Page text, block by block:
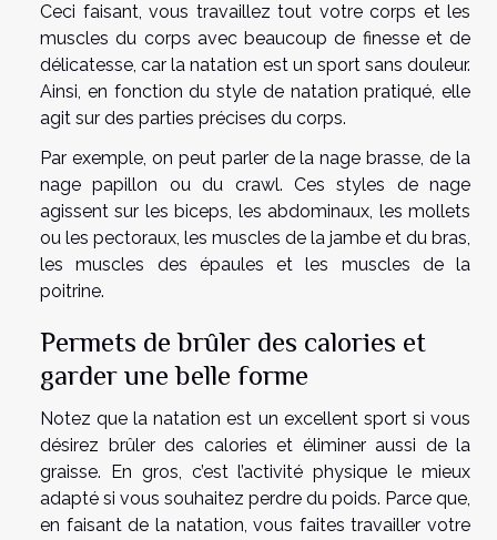
Ceci faisant, vous travaillez tout votre corps et les
muscles du corps avec beaucoup de finesse et de
délicatesse, car la natation est un sport sans douleur.
Ainsi, en fonction du style de natation pratiqué, elle
agit sur des parties précises du corps.
Par exemple, on peut parler de la nage brasse, de la
nage papillon ou du crawl. Ces styles de nage
agissent sur les biceps, les abdominaux, les mollets
ou les pectoraux, les muscles de la jambe et du bras,
les muscles des épaules et les muscles de la
poitrine.
Permets de brûler des calories et
garder une belle forme
Notez que la natation est un excellent sport si vous
désirez brûler des calories et éliminer aussi de la
graisse. En gros, c’est l’activité physique le mieux
adapté si vous souhaitez perdre du poids. Parce que,
en faisant de la natation, vous faites travailler votre